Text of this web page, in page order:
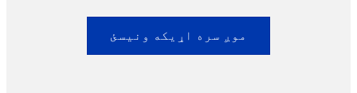
موږ سره اړیکه ونیسئ